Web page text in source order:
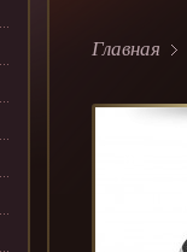
Главная